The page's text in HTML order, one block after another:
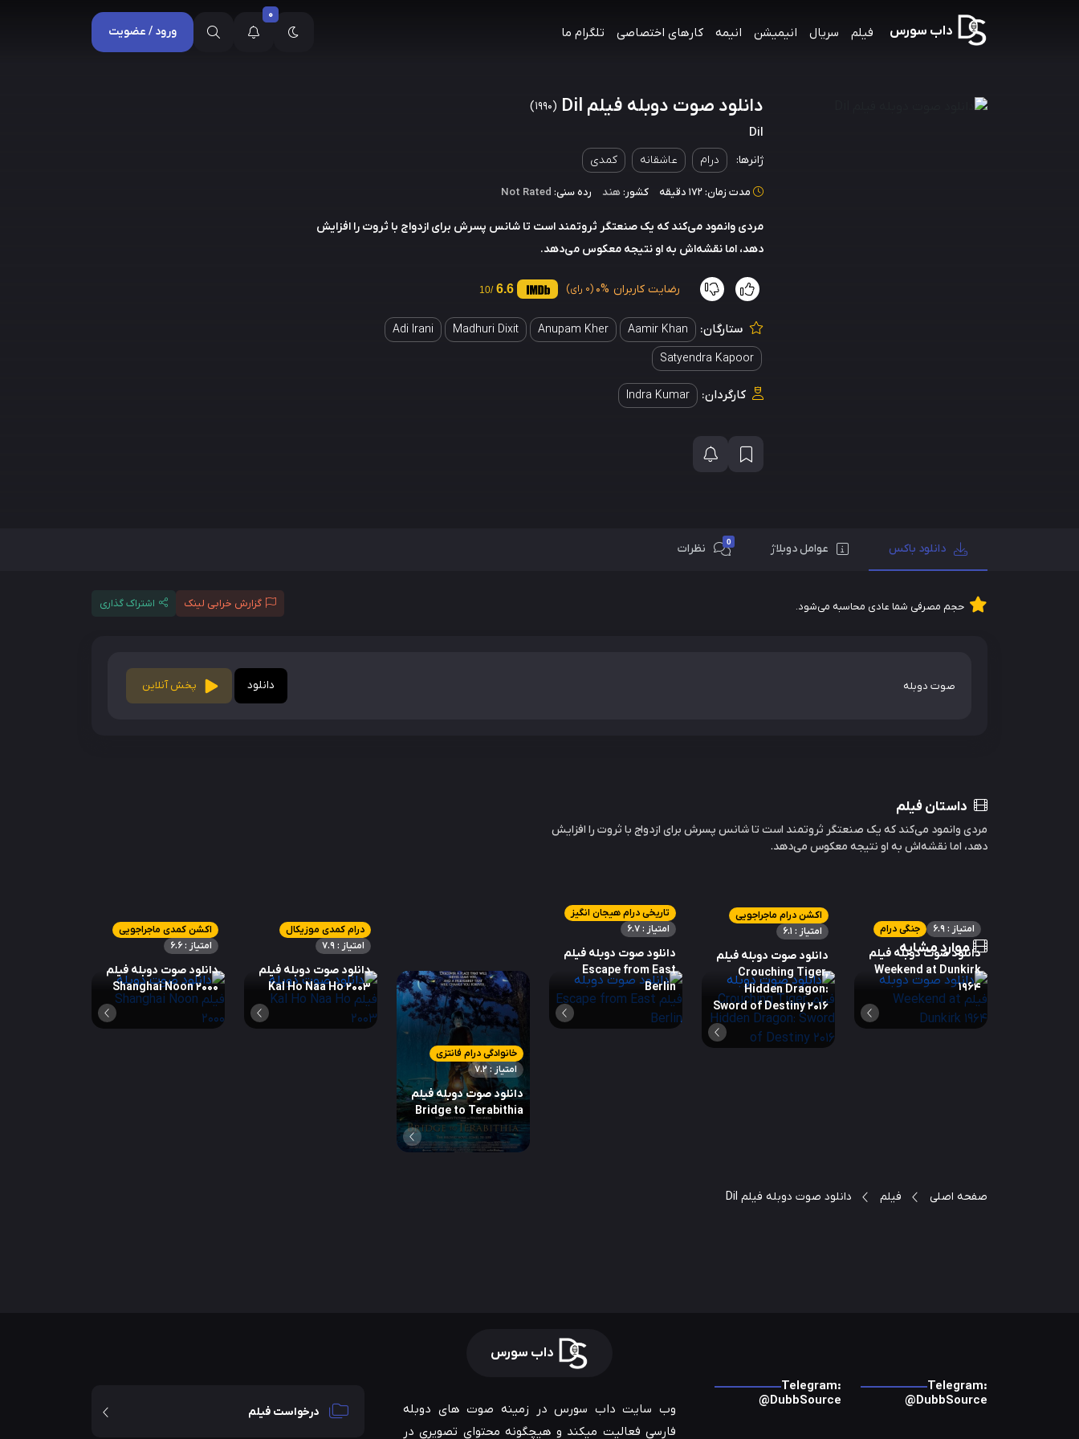
داب سورس فیلم سریال انیمیشن انیمه کارهای اختصاصی تلگرام ما
0
ورود / عضویت
دانلود صوت دوبله فیلم Dil (1990)
Dil
ژانرها: درام عاشقانه کمدی
مدت زمان: 172 دقیقه کشور:هند رده سنی: Not Rated
مردی وانمود می‌کند که یک صنعتگر ثروتمند است تا شانس پسرش برای ازدواج با ثروت را افزایش
دهد، اما نقشه‌اش به او نتیجه معکوس می‌دهد.
رضایت کاربران 0% (0 رای) 6.6
/10
ستارگان: Aamir Khan
Anupam Kher
Madhuri Dixit
Adi Irani
Satyendra Kapoor
کارگردان: Indra Kumar
دانلود باکس عوامل دوبلاژ 0 نظرات
حجم مصرفی شما عادی محاسبه می‌شود. گزارش خرابی لینک اشتراک گذاری
صوت دوبله دانلود پخش آنلاین
داستان فیلم
مردی وانمود می‌کند که یک صنعتگر ثروتمند است تا شانس پسرش برای ازدواج با ثروت را افزایش
دهد، اما نقشه‌اش به او نتیجه معکوس می‌دهد.
موارد مشابه
جنگی درام امتیاز : 6.9
دانلود صوت دوبله فیلم
Weekend at Dunkirk
1964
اکشن درام ماجراجویی
امتیاز : 6.1
دانلود صوت دوبله فیلم
Crouching Tiger,
Hidden Dragon:
Sword of Destiny 2016
تاریخی درام هیجان انگیز
امتیاز : 6.7
دانلود صوت دوبله فیلم
Escape from East
Berlin
خانوادگی درام فانتزی
امتیاز : 7.2
دانلود صوت دوبله فیلم
Bridge to Terabithia
درام کمدی موزیکال
امتیاز : 7.9
دانلود صوت دوبله فیلم
Kal Ho Naa Ho 2003
اکشن کمدی ماجراجویی
امتیاز : 6.6
دانلود صوت دوبله فیلم
Shanghai Noon 2000
صفحه اصلی فیلم دانلود صوت دوبله فیلم Dil
داب سورس
Telegram:
@DubbSource
Telegram:
@DubbSource
وب سایت داب سورس در زمینه صوت های دوبله
فارسی فعالیت میکند و هیچگونه محتوای تصویری در
درخواست فیلم